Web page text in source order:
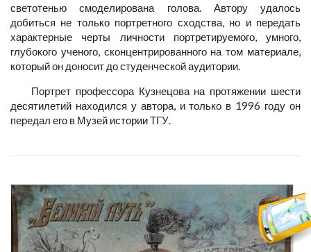
светотенью смоделирована голова. Автору удалось
добиться не только портретного сходства, но и передать
характерные черты личности портретируемого, умного,
глубокого ученого, сконцентрированного на том материале,
который он доносит до студенческой аудитории.
Портрет профессора Кузнецова на протяжении шести
десятилетий находился у автора, и только в 1996 году он
передал его в Музей истории ТГУ.